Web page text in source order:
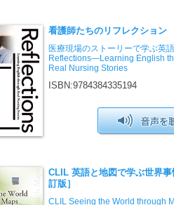
看護師たちのリフレクション
医療現場のストーリーで学ぶ英語
Reflections―Learning English
Real Nursing Stories
ISBN:9784384335194
CLIL 英語と地図で学ぶ世界事
訂版］
CLIL Seeing the World through